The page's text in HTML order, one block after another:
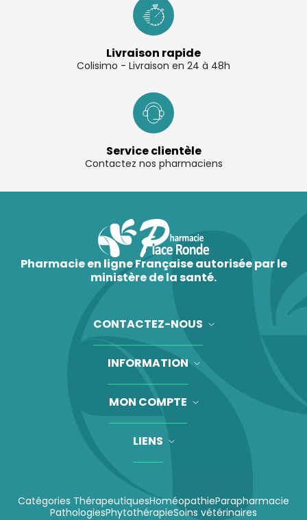
Livraison rapide
Colisimo - Livraison en 24 à 48h
Service clientèle
Contactez nos pharmaciens
Pharmacie en ligne Française autorisée par le
ministère de la santé.
CONTACTEZ-NOUS
INFORMATION
MON COMPTE
LIENS
Catégories ThérapeutiquesHoméopathieParapharmacie
PathologiesPhytothérapieSoins vétérinaires